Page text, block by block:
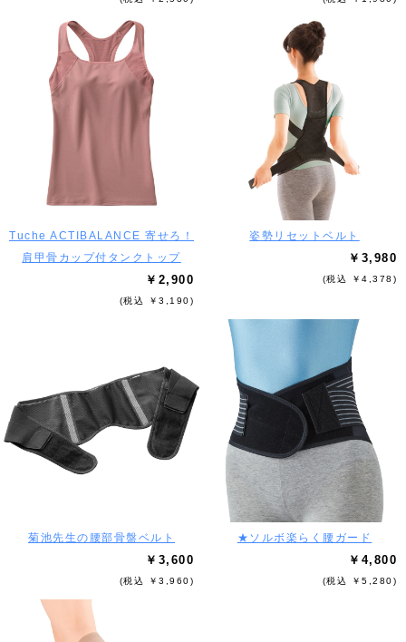
Tuche ACTIBALANCE 寄せろ！
肩甲骨カップ付タンクトップ
￥2,900
(税込 ￥3,190)
姿勢リセットベルト
￥3,980
(税込 ￥4,378)
菊池先生の腰部骨盤ベルト
￥3,600
(税込 ￥3,960)
★ソルボ楽らく腰ガード
￥4,800
(税込 ￥5,280)